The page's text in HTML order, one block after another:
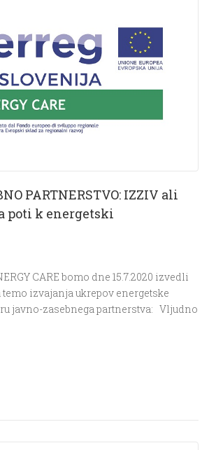
PARTNERSTVO: IZZIV ali
poti k energetski
CARE bomo dne 15.7.2020 izvedli
izvajanja ukrepov energetske
javno-zasebnega partnerstva: Vljudno